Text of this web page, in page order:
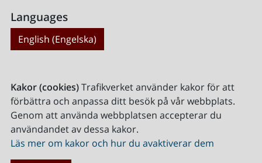
Languages
English (Engelska)
Kakor (cookies)Trafikverket använder kakor för att
förbättra och anpassa ditt besök på vår webbplats.
Genom att använda webbplatsen accepterar du
användandet av dessa kakor.
Läs mer om kakor och hur du avaktiverar dem